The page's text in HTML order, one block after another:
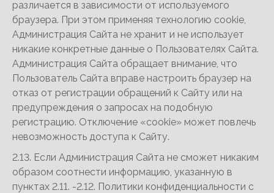
различается в зависимости от используемого
браузера. При этом применяя технологию cookie,
Администрация Сайта не хранит и не использует
никакие конкретные данные о Пользователях Сайта.
Администрация Сайта обращает внимание, что
Пользователь Сайта вправе настроить браузер на
отказ от регистрации обращений к Сайту или на
предупреждения о запросах на подобную
регистрацию. Отключение «cookie» может повлечь
невозможность доступа к Сайту.
2.13. Если Администрация Сайта не сможет никаким
образом соотнести информацию, указанную в
пунктах 2.11. -2.12. Политики конфиденциальности с